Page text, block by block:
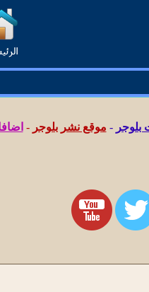
بلوجر - موقع نشر بلوجر -